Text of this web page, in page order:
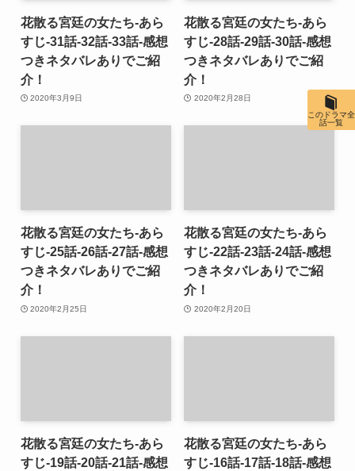
花散る宮廷の女たち-あら
すじ-31話-32話-33話-感想
つきネタバレありでご紹
介！
2020年3月9日
花散る宮廷の女たち-あら
すじ-28話-29話-30話-感想
つきネタバレありでご紹
介！
2020年2月28日
花散る宮廷の女たち-あら
すじ-25話-26話-27話-感想
つきネタバレありでご紹
介！
2020年2月25日
花散る宮廷の女たち-あら
すじ-22話-23話-24話-感想
つきネタバレありでご紹
介！
2020年2月20日
花散る宮廷の女たち-あら
すじ-19話-20話-21話-感想
花散る宮廷の女たち-あら
すじ-16話-17話-18話-感想
このドラマ全
話一覧